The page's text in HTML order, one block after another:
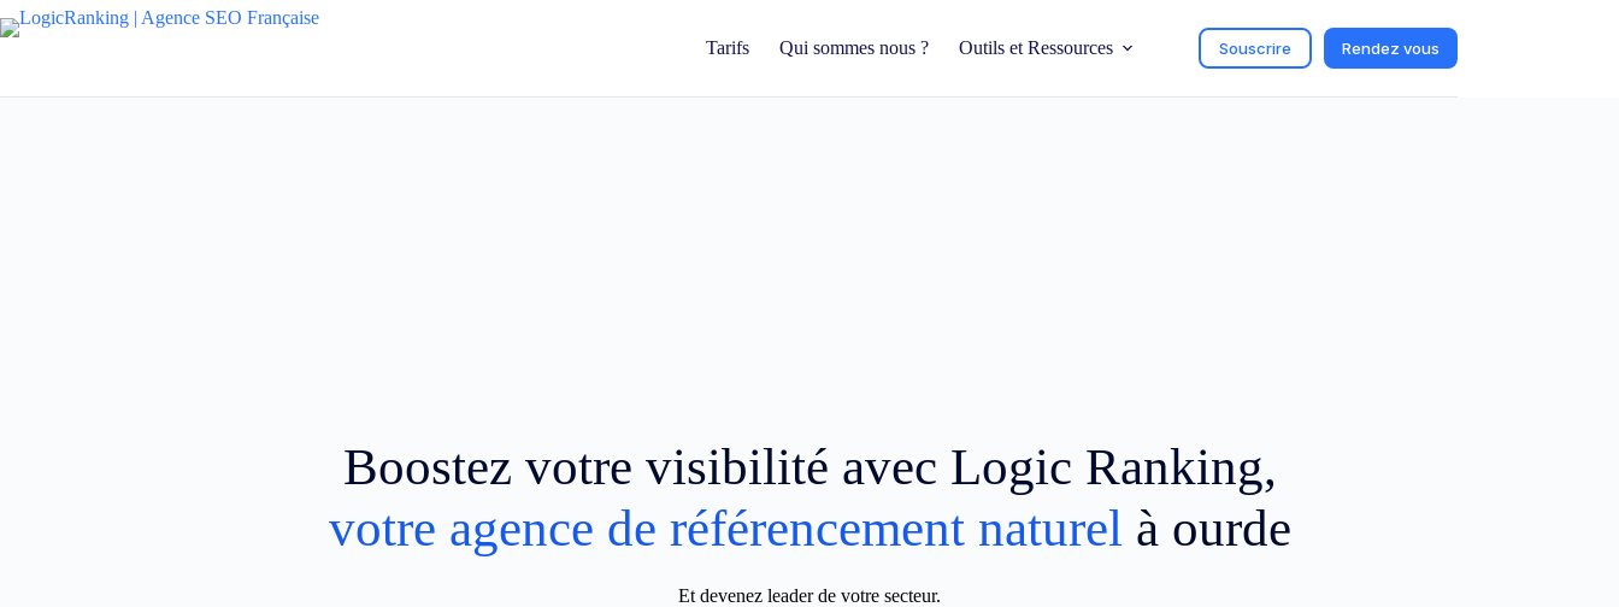
Tarifs Qui sommes nous ? Outils et Ressources Souscrire Rendez vous
Boostez votre visibilité avec Logic Ranking,
votre agence de référencement naturel à ourde
Et devenez leader de votre secteur.